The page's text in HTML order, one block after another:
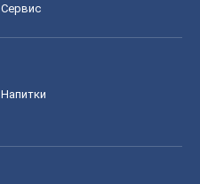
Сервис
Напитки